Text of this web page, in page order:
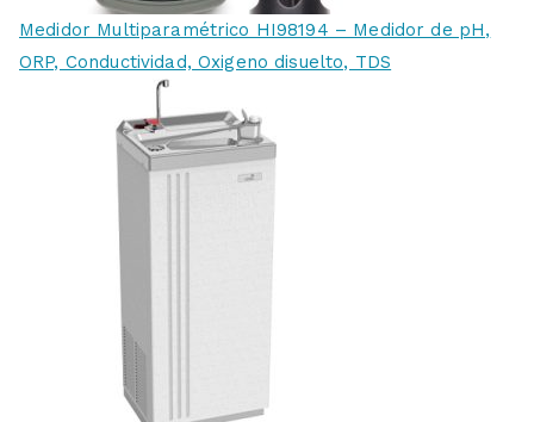
Medidor Multiparamétrico HI98194 – Medidor de pH,
ORP, Conductividad, Oxigeno disuelto, TDS